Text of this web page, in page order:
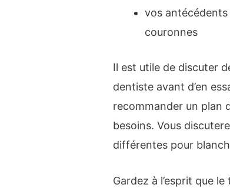
vos
couronnes
Il est utile de discuter
dentiste avant d’en
recommander un plan
besoins. Vous
différentes pour
Gardez à l’esprit que